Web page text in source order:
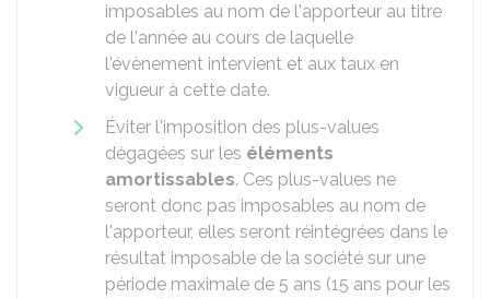
imposables au nom de l'apporteur au titre
de l'année au cours de laquelle
l'évènement intervient et aux taux en
vigueur à cette date.
Éviter l'imposition des plus-values
dégagées sur les éléments
amortissables. Ces plus-values ne
seront donc pas imposables au nom de
l'apporteur, elles seront réintégrées dans le
résultat imposable de la société sur une
période maximale de 5 ans (15 ans pour les